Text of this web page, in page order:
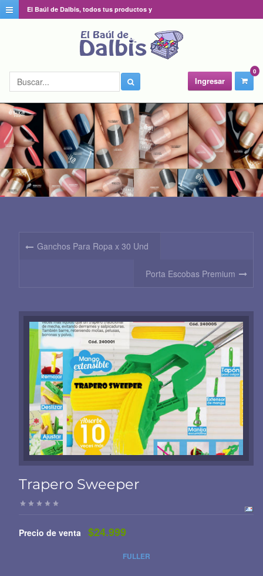
El Baúl de Dalbis, todos tus productos y
0
Ingresar
Ganchos Para Ropa x 30 Und
Porta Escobas Premium
Trapero Sweeper
Precio de venta $24.999
FULLER